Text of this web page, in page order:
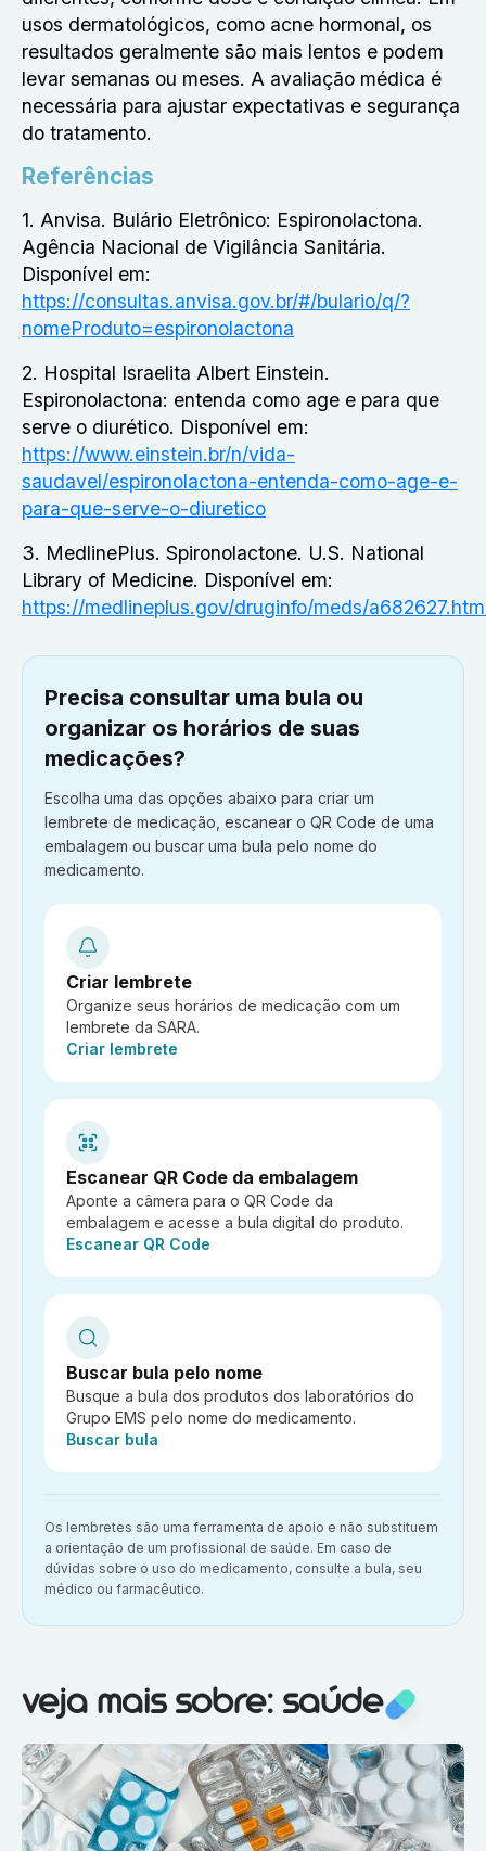
usos dermatológicos, como acne hormonal, os
resultados geralmente são mais lentos e podem
levar semanas ou meses. A avaliação médica é
necessária para ajustar expectativas e segurança
do tratamento.
Referências
1. Anvisa. Bulário Eletrônico: Espironolactona.
Agência Nacional de Vigilância Sanitária.
Disponível em:
https://consultas.anvisa.gov.br/#/bulario/q/?
nomeProduto=espironolactona
2. Hospital Israelita Albert Einstein.
Espironolactona: entenda como age e para que
serve o diurético. Disponível em:
https://www.einstein.br/n/vida-
saudavel/espironolactona-entenda-como-age-e-
para-que-serve-o-diuretico
3. MedlinePlus. Spironolactone. U.S. National
Library of Medicine. Disponível em:
https://medlineplus.gov/druginfo/meds/
Precisa consultar uma bula ou
organizar os horários de suas
medicações?
Escolha uma das opções abaixo para criar um
lembrete de medicação, escanear o QR Code de uma
embalagem ou buscar uma bula pelo nome do
medicamento.
Criar lembrete
Organize seus horários de medicação com um
lembrete da SARA.
Ação:
Criar lembrete
Escanear QR Code da embalagem
Aponte a câmera para o QR Code da
embalagem e acesse a bula digital do produto.
Ação:
Escanear QR Code
Buscar bula pelo nome
Busque a bula dos produtos dos laboratórios do
Grupo EMS pelo nome do medicamento.
Ação:
Buscar bula
Aviso importante:
Os lembretes são uma ferramenta de apoio e não substituem
a orientação de um profissional de saúde. Em caso de
dúvidas sobre o uso do medicamento, consulte a bula, seu
médico ou farmacêutico.
Veja mais sobre:Saúde
veja mais sobre: saúde